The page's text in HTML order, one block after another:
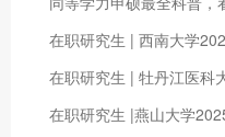
在职研究生 | 西南大学
在职研究生 | 牡丹江医科
在职研究生 |燕山大学